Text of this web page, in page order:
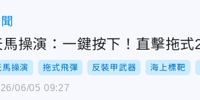
馬操演：一鍵按下！直擊拖
馬操演 拖式飛彈 反裝甲武器 海上標靶
06/05 09:27